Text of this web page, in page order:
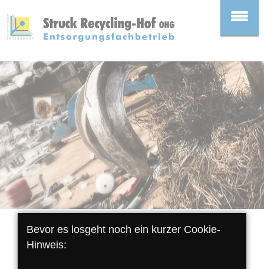
Bevor es losgeht noch ein kurzer Cookie-
Hinweis: